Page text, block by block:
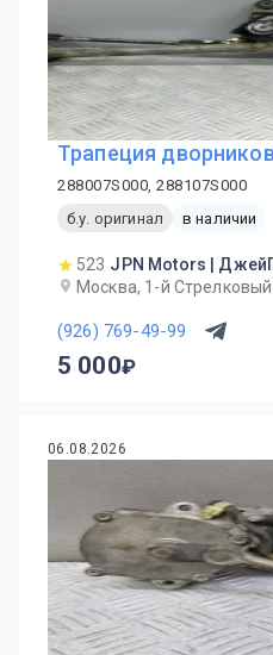
Трапеция
288007S000, 288107S000
б.у. оригинал
в наличии
523 JPN Motors |
Москва, 1-й
(926) 769-49-99
5 000
06.08.2026